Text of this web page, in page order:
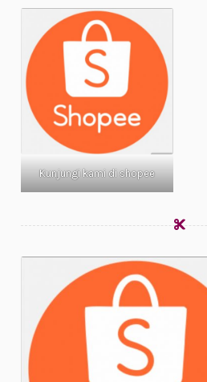
Kunjungi kami di shopee